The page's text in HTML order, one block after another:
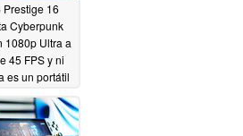
Prestige 16
Cyberpunk
1080p Ultra a
45 FPS y ni
es un portátil
05/08/2026